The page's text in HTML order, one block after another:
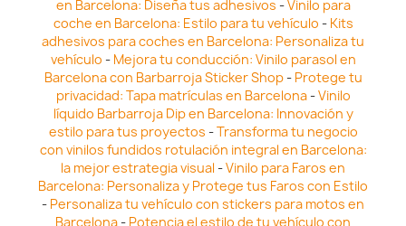
en Barcelona: Diseña tus adhesivos -Vinilo para
coche en Barcelona: Estilo para tu vehículo - Kits
adhesivos para coches en Barcelona: Personaliza tu
vehículo - Mejora tu conducción: Vinilo parasol en
Barcelona con Barbarroja Sticker Shop- Protege tu
privacidad: Tapa matrículas en Barcelona-Vinilo
líquido Barbarroja Dip en Barcelona: Innovación y
estilo para tus proyectos -Transforma tu negocio
con vinilos fundidos rotulación integral en Barcelona:
la mejor estrategia visual -Vinilo para Faros en
Barcelona: Personaliza y Protege tus Faros con Estilo
- Personaliza tu vehículo con stickers para motos en
Barcelona- Potencia el estilo de tu vehículo con